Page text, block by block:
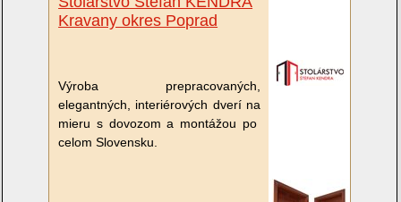
Kravany okres Poprad
Výroba prepracovaných,
elegantných, interiérových dverí na
mieru s dovozom a montážou po
celom Slovensku.